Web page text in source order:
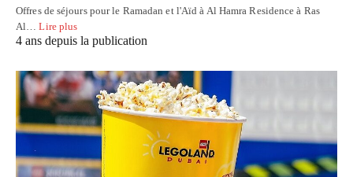
Offres de séjours pour le Ramadan et l'Aïd à Al Hamra Residence à Ras
Al…Lire plus
4 ans depuis la publication